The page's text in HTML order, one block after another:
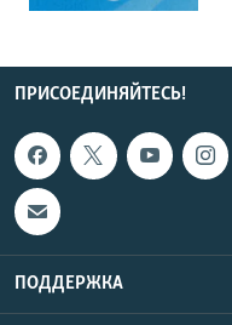
ПРИСОЕДИНЯЙТЕСЬ!
ПОДДЕРЖКА